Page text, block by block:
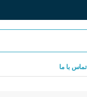
تماس با ما